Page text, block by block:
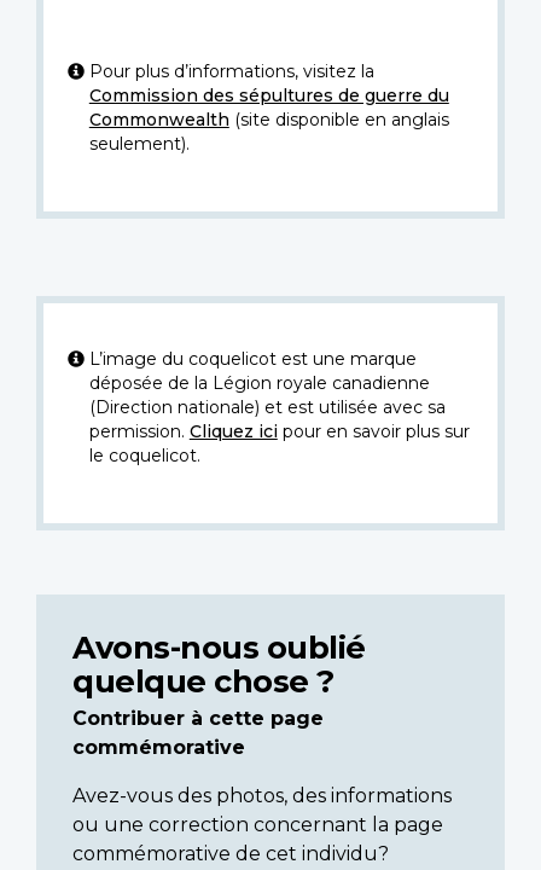
Pour plus d’informations, visitez la
Commission des sépultures de guerre du
Commonwealth (site disponible en anglais
seulement).
L’image du coquelicot est une marque
déposée de la Légion royale canadienne
(Direction nationale) et est utilisée avec sa
permission. Cliquez icipour en savoir plus sur
le coquelicot.
Avons-nous oublié
quelque chose ?
Contribuer à cette page
commémorative
Avez-vous des photos, des informations
ou une correction concernant la page
commémorative de cet individu?